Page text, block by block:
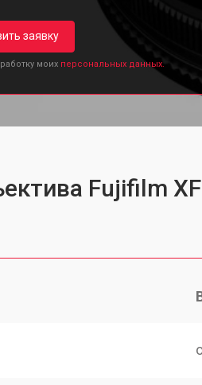
заявку
моих персональных данных.
Fujifilm